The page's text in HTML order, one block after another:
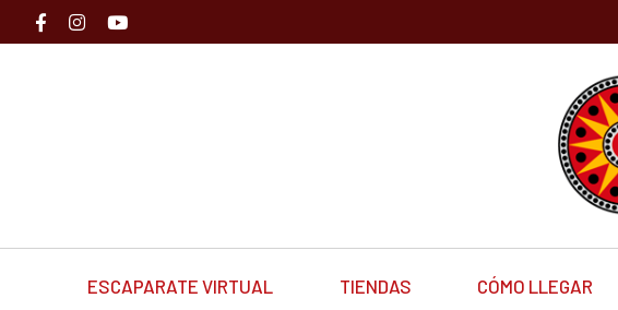
ESCAPARATE VIRTUAL TIENDAS CÓMO LLEGAR